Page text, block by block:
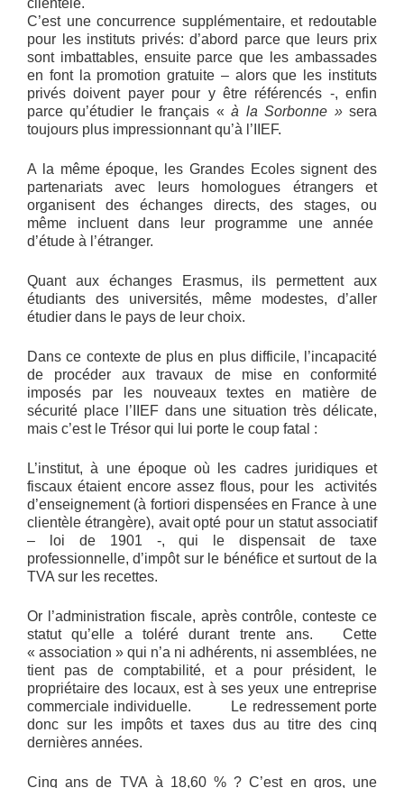
C’est une concurrence supplémentaire, et redoutable
pour les instituts privés: d’abord parce que leurs prix
sont imbattables, ensuite parce que les ambassades
en font la promotion gratuite – alors que les instituts
privés doivent payer pour y être référencés -, enfin
parce qu’étudier le français «à la Sorbonne »sera
toujours plus impressionnant qu’à l’IIEF.
A la même époque, les Grandes Ecoles signent des
partenariats avec leurs homologues étrangers et
organisent des échanges directs, des stages, ou
même incluent dans leur programme une année
d’étude à l’étranger.
Quant aux échanges Erasmus, ils permettent aux
étudiants des universités, même modestes, d’aller
étudier dans le pays de leur choix.
Dans ce contexte de plus en plus difficile, l’incapacité
de procéder aux travaux de mise en conformité
imposés par les nouveaux textes en matière de
sécurité place l’IIEF dans une situation très délicate,
mais c’est le Trésor qui lui porte le coup fatal :
L’institut, à une époque où les cadres juridiques et
fiscaux étaient encore assez flous, pour les activités
d’enseignement (à fortiori dispensées en France à une
clientèle étrangère), avait opté pour un statut associatif
– loi de 1901 -, qui le dispensait de taxe
professionnelle, d’impôt sur le bénéfice et surtout de la
TVA sur les recettes.
Or l’administration fiscale, après contrôle, conteste ce
statut qu’elle a toléré durant trente ans. Cette
« association » qui n’a ni adhérents, ni assemblées, ne
tient pas de comptabilité, et a pour président, le
propriétaire des locaux, est à ses yeux une entreprise
commerciale individuelle. Le redressement porte
donc sur les impôts et taxes dus au titre des cinq
dernières années.
Cinq ans de TVA à 18,60 % ? C’est en gros, une